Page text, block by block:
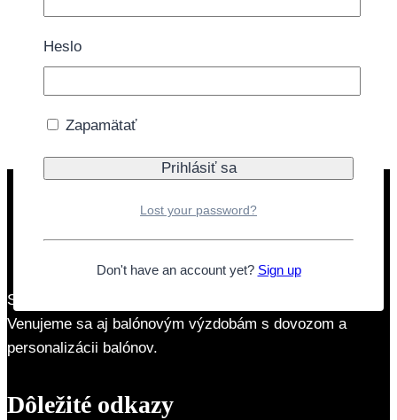
množstvo
korunkou
9,5cm
Pridať do košíka
Sme rodinná firma so zameraním na párty produkty.
Venujeme sa aj balónovým výzdobám s dovozom a
personalizácii balónov.
Dôležité odkazy
Heslo
Zapamätať
Lost your password?
Don't have an account yet? Sign up